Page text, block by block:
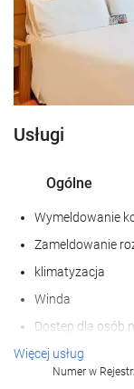
Usługi
Ogólne
Wymeldowanie
Zameldowanie
klimatyzacja
Winda
Dostęp dla osób
Pokoje dla
Zwierzęta nie są
Więcej usług
Numer w